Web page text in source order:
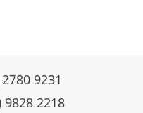
9231
2218